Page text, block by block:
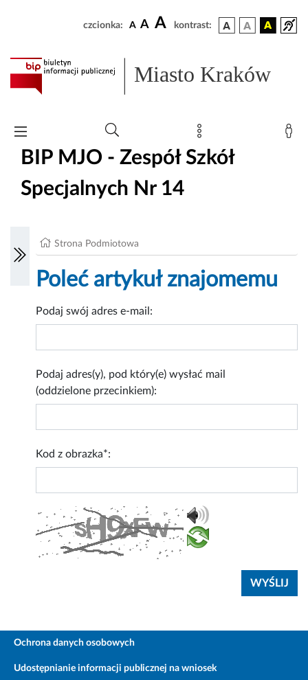
czcionka: A A A kontrast:
Miasto Kraków
BIP MJO - Zespół Szkół
Specjalnych Nr 14
Strona Podmiotowa
Poleć artykuł znajomemu
Podaj swój adres e-mail:
Podaj adres(y), pod który(e) wysłać mail
(oddzielone przecinkiem):
Kod z obrazka*:
Ochrona danych osobowych
Udostępnianie informacji publicznej na wniosek